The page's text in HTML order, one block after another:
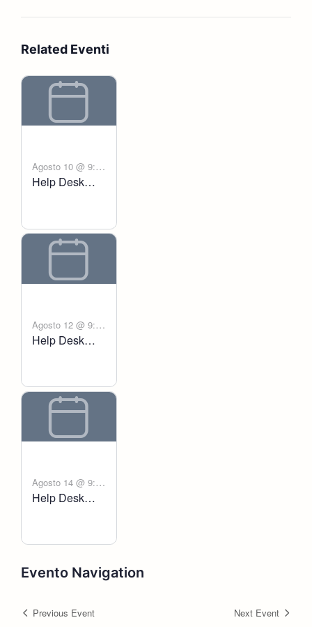
Related Eventi
Agosto 10 @ 9:00
am - 6:00 pm
Help Desk
Agosto 12 @ 9:00
am - 6:00 pm
Help Desk
Agosto 14 @ 9:00
am - 6:00 pm
Help Desk
Evento Navigation
Previous Event Next Event